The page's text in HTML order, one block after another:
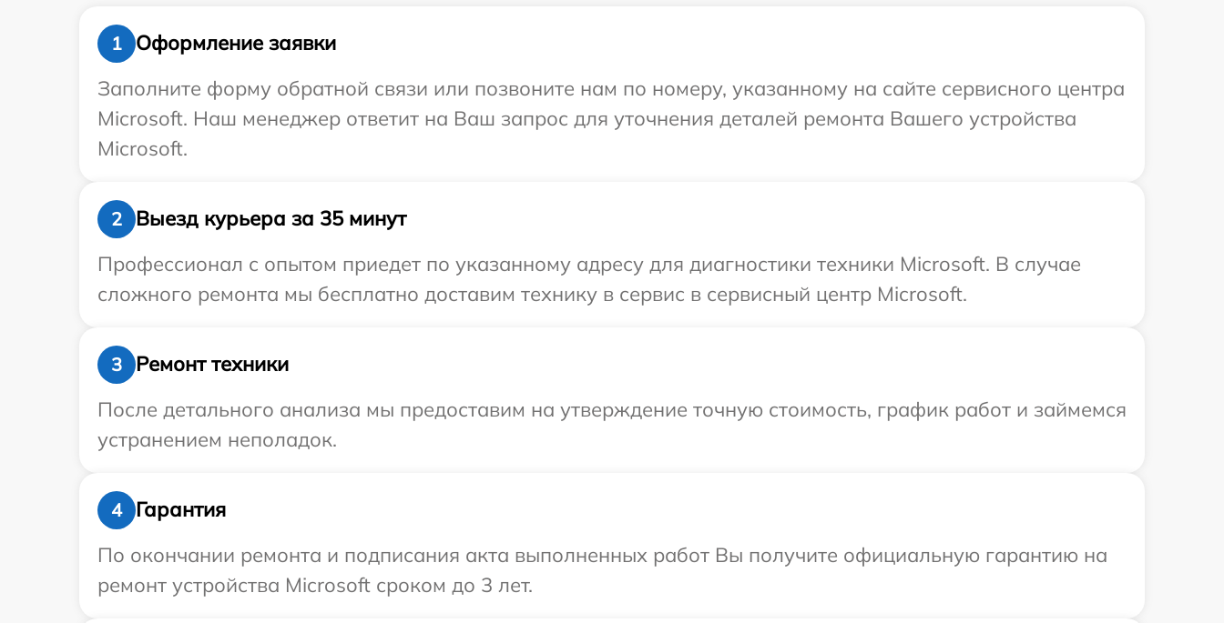
1
Оформление заявки
Заполните форму обратной связи или позвоните нам по номеру, указанному на сайте сервисного центра
Microsoft. Наш менеджер ответит на Ваш запрос для уточнения деталей ремонта Вашего устройства
Microsoft.
2
Выезд курьера за 35 минут
Профессионал с опытом приедет по указанному адресу для диагностики техники Microsoft. В случае
сложного ремонта мы бесплатно доставим технику в сервис в сервисный центр Microsoft.
3
Ремонт техники
После детального анализа мы предоставим на утверждение точную стоимость, график работ и займемся
устранением неполадок.
4
Гарантия
По окончании ремонта и подписания акта выполненных работ Вы получите официальную гарантию на
ремонт устройства Microsoft сроком до 3 лет.